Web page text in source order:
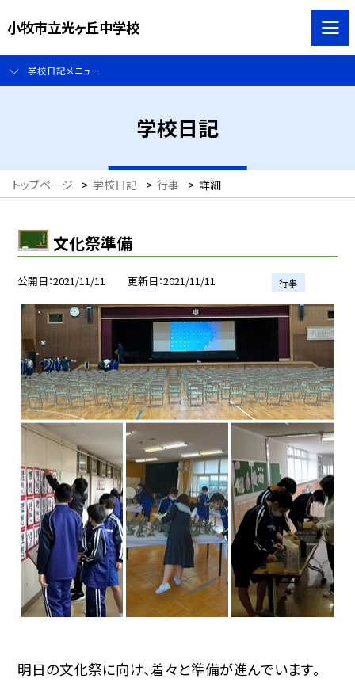
小牧市立光ヶ丘中学校
学校日記メニュー
学校日記
トップページ > 学校日記 > 行事 > 詳細
文化祭準備
公開日 2021/11/11 更新日 2021/11/11 行事
明日の文化祭に向け、着々と準備が進んでいます。